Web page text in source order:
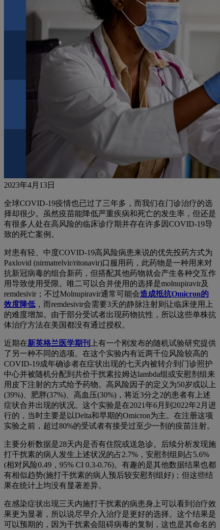
2023年4月13日
全球COVID-19疫情也已过了三年多，而我们在门诊治疗的选
择却很少。虽然疫苗能降低严重疾病和死亡的发生率，但还是
有很多人处在高风险的临床诊疗期并存在许多因COVID-19导
致的死亡案例。
对患有轻、中度COVID-19高风险病患来说的优先投药方式为
Paxlovid (nirmatrelvir/ritonavir)口服用药，此药物是一种用来对
抗新冠病毒的组合新药，但搭配其他药物就会产生各种交互作
用导致使用受限。唯二可以合并使用的选择是molnupiravir及
remdesivir；不过Molnupiravir通常可能会造成抵抗Omicron的
效度降低 ，而remdesivir会需要3天的静脉注射则让临床使用上
的难度增加。由于部分受试者出现药物抗性，所以这些单株抗
体治疗方法在美国都没有通过授权。
近期在新英格兰医学期刊 上有一个刚发布的随机试验研究提供
了另一种不同的选项。在这个实验内有近两千位风险较高的
COVID-19成年确诊者在症状出现的七天内被转介到门诊照护
中心并被随机分配到共价干扰素拉姆达lambda组或安慰剂组来
用皮下注射的方式给予药物。高风险因子的定义为50岁或以上
(39%)、肥胖(37%)、高血压(30%)，将近3分之2的患者有上述
症状合并出现的状况。这个实验是在2021年6月到2022年2月进
行的，当时主要是以Delta和早期的Omicron为主。在注册这项
实验之前，超过80%的受试者有接受过至少一剂的疫苗注射。
主要分析数据是28天内是否有住院或送急诊。后续分析发现施
打干扰素的病人发生上述状况的占2.7%，安慰剂组则占5.6%
(相对风险0.49，95% CI 0.3-0.76)。有趣的是其他数据结果也都
有相似趋势(施打干扰素的病人预后较安慰剂组好)；但这些结
果在统计上均没有显著差异。
在感染症状出现三天内施打干扰素的病患身上可以看到治疗效
果更为显著，所以说尽早介入治疗是更好的选择。这个结果是
可以预期的，因为干扰素会阻碍病毒的复制，这也是其命名的